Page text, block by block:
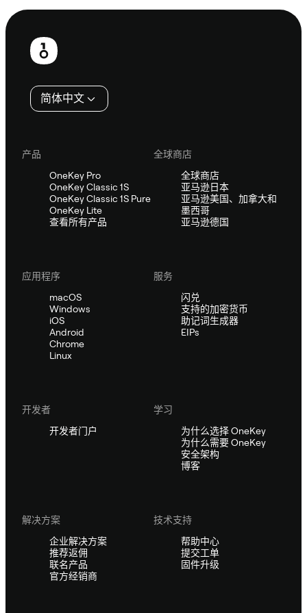
页
简体中文
产品
OneKey Pro
OneKey Classic 1S
OneKey Classic 1S Pure
OneKey Lite
查看所有产品
全球商店
全球商店
亚马逊日本
亚马逊美国、加拿大和
墨西哥
亚马逊德国
应用程序
macOS
Windows
iOS
Android
Chrome
Linux
服务
闪兑
支持的加密货币
助记词生成器
EIPs
开发者
开发者门户
学习
为什么选择 OneKey
为什么需要 OneKey
安全架构
博客
解决方案
企业解决方案
推荐返佣
联名产品
官方经销商
技术支持
帮助中心
提交工单
固件升级